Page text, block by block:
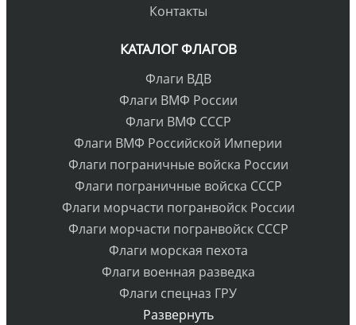
Контакты
КАТАЛОГ ФЛАГОВ
Флаги ВДВ
Флаги ВМФ России
Флаги ВМФ СССР
Флаги ВМФ Российской Империи
Флаги пограничные войска России
Флаги пограничные войска СССР
Флаги морчасти погранвойск России
Флаги морчасти погранвойск СССР
Флаги морская пехота
Флаги военная разведка
Флаги спецназ ГРУ
Развернуть